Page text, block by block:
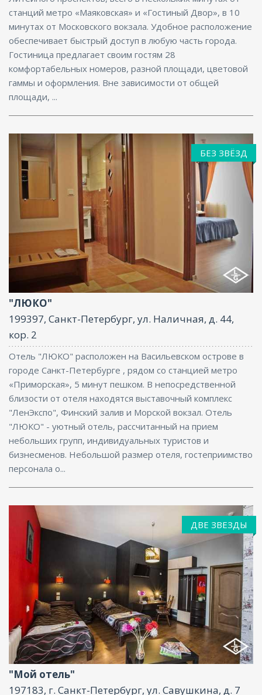
станций метро «Маяковская» и «Гостиный Двор», в 10
минутах от Московского вокзала. Удобное расположение
обеспечивает быстрый доступ в любую часть города.
Гостиница предлагает своим гостям 28
комфортабельных номеров, разной площади, цветовой
гаммы и оформления. Вне зависимости от общей
площади, ...
Парковка, Интернет
БЕЗ ЗВЁЗД
"ЛЮКО"
199397, Санкт-Петербург, ул. Наличная, д. 44,
кор. 2
Отель "ЛЮКО" расположен на Васильевском острове в
городе Санкт-Петербурге , рядом со станцией метро
«Приморская», 5 минут пешком. В непосредственной
близости от отеля находятся выставочный комплекс
"ЛенЭкспо", Финский залив и Морской вокзал. Отель
"ЛЮКО" - уютный отель, рассчитанный на прием
небольших групп, индивидуальных туристов и
бизнесменов. Небольшой размер отеля, гостеприимство
персонала о...
Размещение с животными, Парковка, Интернет
ДВЕ ЗВЕЗДЫ
"Мой отель"
197183, г. Санкт-Петербург, ул. Савушкина, д. 7